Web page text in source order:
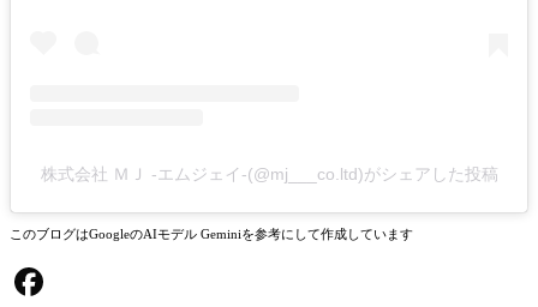
株式会社 ＭＪ -エムジェイ-(@mj___co.ltd)がシェアした投稿
このブログはGoogleのAIモデル Geminiを参考にして作成しています